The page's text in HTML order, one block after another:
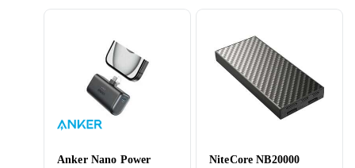
Anker Nano Power
NiteCore NB20000